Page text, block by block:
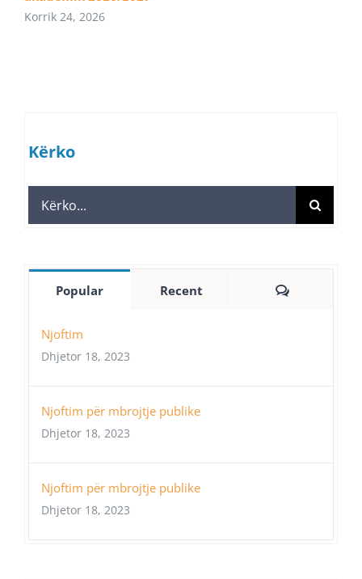
Korrik 24, 2026
Kërko
Search
for:
Popular Recent Comments
Njoftim
Dhjetor 18, 2023
Njoftim për mbrojtje publike
Dhjetor 18, 2023
Njoftim për mbrojtje publike
Dhjetor 18, 2023